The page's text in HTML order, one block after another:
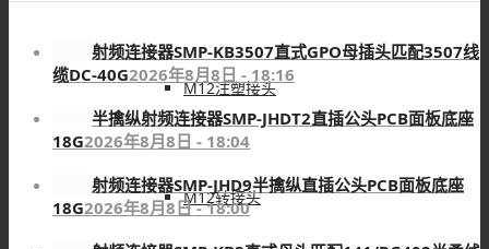
M12注塑接头
M12转接头
射频连接器SMP-KB3507直式GPO母插头匹配3507线
缆DC-40G2026年8月8日 - 18:16
半擒纵射频连接器SMP-JHDT2直插公头PCB面板底座
18G2026年8月8日 - 18:04
射频连接器SMP-JHD9半擒纵直插公头PCB面板底座
18G2026年8月8日 - 18:00